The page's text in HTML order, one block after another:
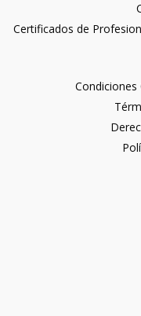
Certificados de
Condiciones